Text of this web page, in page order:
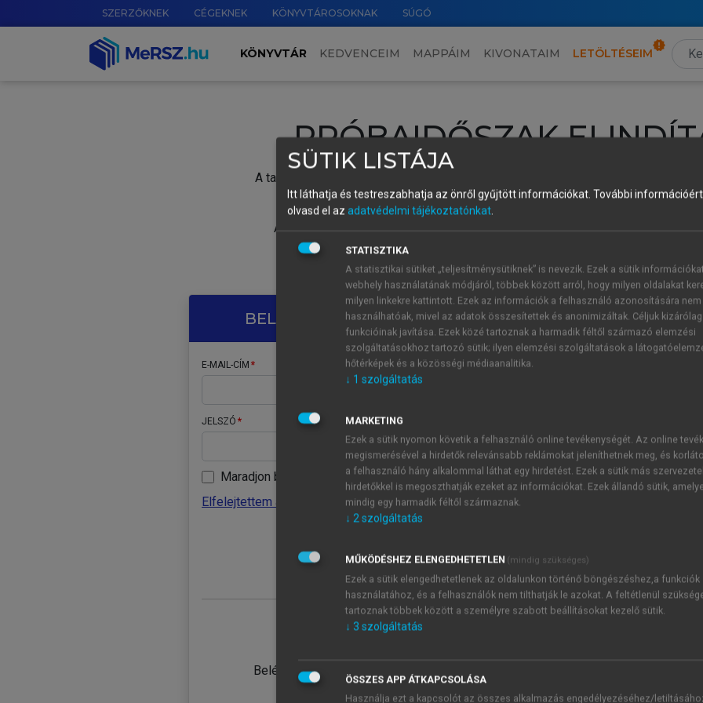
SZERZŐKNEK CÉGEKNEK KÖNYVTÁROSOKNAK SÚGÓ
KÖNYVTÁR KEDVENCEIM MAPPÁIM KIVONATAIM LETÖLTÉSEIM
PRÓBAIDŐSZAK
A tartalom megtekintéséhez lépj be a saját fiókoddal, iskolai azonosítóddal vagy
Új felhasználóként1 óra díjmentes hozzáférésrevagy
A próbaidőszak elindításához,
vagy hozz
A regisztráció után a
BELÉPÉS SAJÁT FIÓKKAL
E-MAIL-CÍM
JELSZÓ
Maradjon belépve
Elfelejtettem a jelszavamat
Belépés intézményi azonosítóval
ÚJ FIÓK
1 óra
JELSZÓ
Kérek értesítést a MeRSZ
Kérek értesítést az
SÜTIK LISTÁJA
Itt láthatja és testreszabhatja az önről gyűjtött információkat. További
olvasd el az adatvédelmi tájékoztatónkat.
STATISZTIKA
A statisztikai sütiket „teljesítménysütiknek” is nevezik. Ezek a sütik
webhely használatának módjáról, többek között arról, hogy milyen oldalakat
milyen linkekre kattintott. Ezek az információk a felhasználó azonosítására nem
használhatóak, mivel az adatok összesítettek és anonimizáltak. Céljuk
funkcióinak javítása. Ezek közé tartoznak a harmadik féltől származó elemzési
szolgáltatásokhoz tartozó sütik; ilyen elemzési szolgáltatások a
hőtérképek és a közösségi médiaanalitika.
↓ 1 szolgáltatás
MARKETING
Ezek a sütik nyomon követik a felhasználó online tevékenységét. Az online
megismerésével a hirdetők relevánsabb reklámokat jeleníthetnek meg, és
a felhasználó hány alkalommal láthat egy hirdetést. Ezek a sütik más
hirdetőkkel is megoszthatják ezeket az információkat. Ezek állandó sütik,
mindig egy harmadik féltől származnak.
↓ 2szolgáltatás
MŰKÖDÉSHEZ ELENGEDHETETLEN (mindig szükséges)
Ezek a sütik elengedhetetlenek az oldalunkon történő böngészéshez,a funkciók
használatához, és a felhasználók nem tilthatják le azokat. A feltétlenül
tartoznak többek között a személyre szabott beállításokat kezelő sütik.
↓ 3 szolgáltatás
ÖSSZES APP ÁTKAPCSOLÁSA
Használja ezt a kapcsolót az összes alkalmazás engedélyezéséhez/